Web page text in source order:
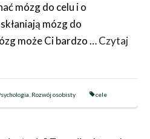
mózg do celu i o
mózg do
może Ci bardzo …Czytaj
, Rozwój osobisty cele